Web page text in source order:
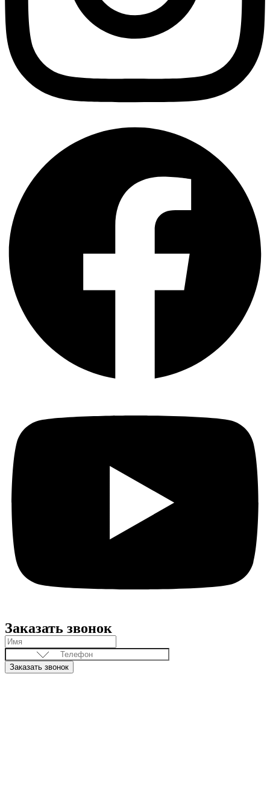
Заказать звонок
Заказать звонок